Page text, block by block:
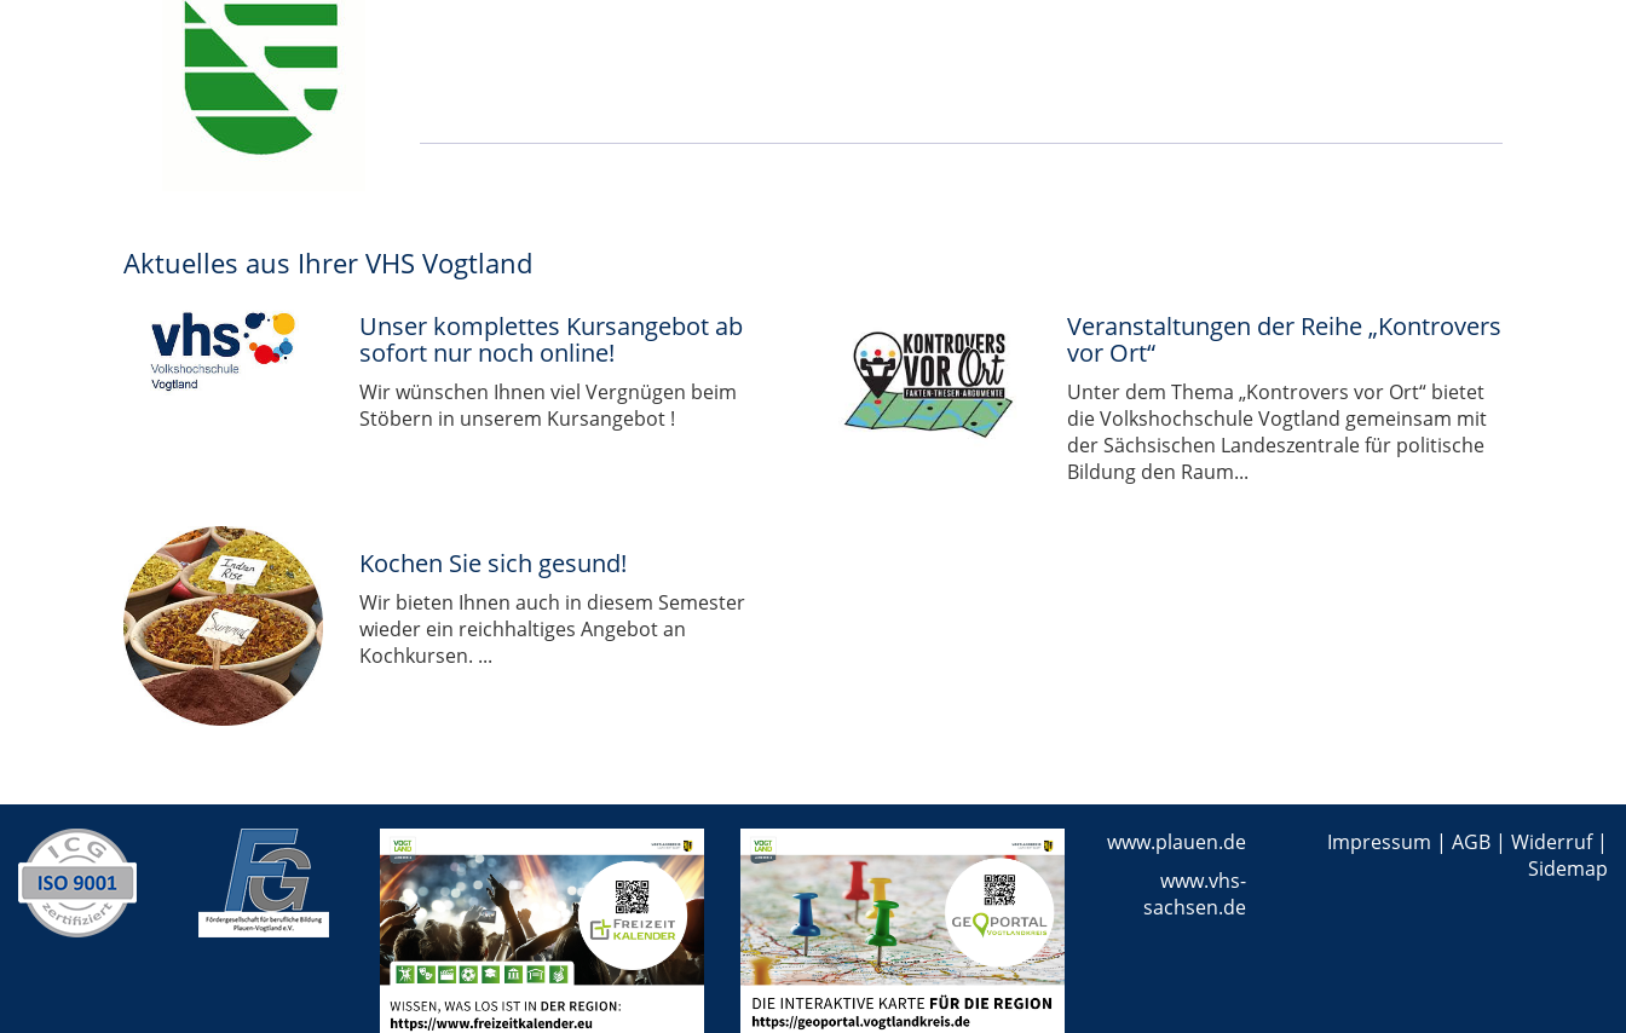
Aktuelles aus Ihrer VHS Vogtland
Unser komplettes Kursangebot ab
sofort nur noch online!
Wir wünschen Ihnen viel Vergnügen beim
Stöbern in unserem Kursangebot !
Veranstaltungen der Reihe „Kontrovers
vor Ort“
Unter dem Thema „Kontrovers vor Ort“ bietet
die Volkshochschule Vogtland gemeinsam mit
der Sächsischen Landeszentrale für politische
Bildung den Raum...
Kochen Sie sich gesund!
Wir bieten Ihnen auch in diesem Semester
wieder ein reichhaltiges Angebot an
Kochkursen. ...
www.plauen.de
www.vhs-
sachsen.de
Impressum | AGB| Widerruf|
Sidemap